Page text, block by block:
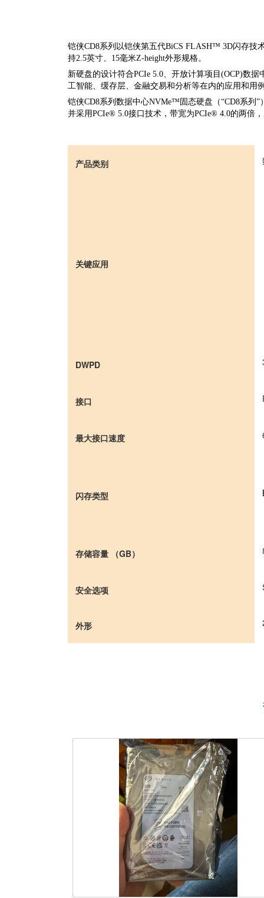
铠侠CD8系列以铠侠第五代BiCS FLASH™ 3D闪存技
持2.5英寸、15毫米Z-height外形规格。
新硬盘的设计符合PCIe 5.0、开放计算项目(OCP)数
工智能、缓存层、金融交易和分析等在内的应用和用
铠侠CD8系列数据中心NVMe™固态硬盘（“CD8系列
并采用PCIe® 5.0接口技术，带宽为PCIe® 4.0的两倍
产品类别
关键应用
DWPD
接口
最大接口速度
闪存类型
存储容量 （GB）
安全选项
外形